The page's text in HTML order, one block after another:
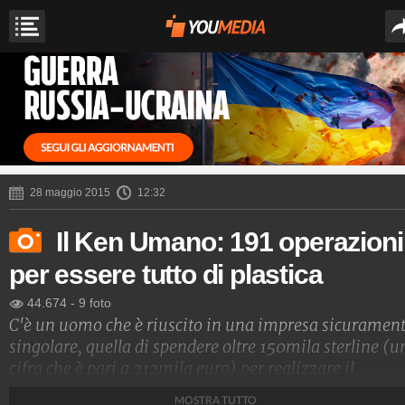
28 maggio 2015 12:32
Il Ken Umano: 191 operazioni
per essere tutto di plastica
44.674 - 9 foto
C'è un uomo che è riuscito in una impresa
singolare, quella di spendere oltre 150mila sterline
cifra che è pari a 212mila euro) per realizzare il
MOSTRA TUTTO